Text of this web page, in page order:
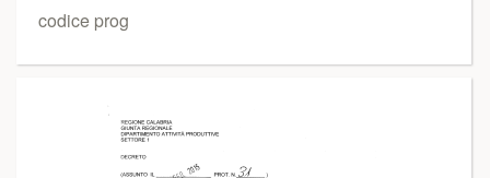
codice prog